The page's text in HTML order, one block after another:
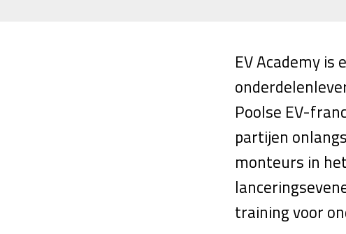
EV Academy
Poolse EV-
partijen
monteurs in
training voor